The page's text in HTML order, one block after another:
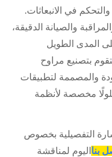
والتحكم في الانبعاثات.
والصيانة الدقيقة،
المدى الطويل
تقوم بتصنيع مراوح
والمصممة لتطبيقات
مخصصة لأنظمة
التفصيلية بخصوص
بنا اليوم لمناقشة